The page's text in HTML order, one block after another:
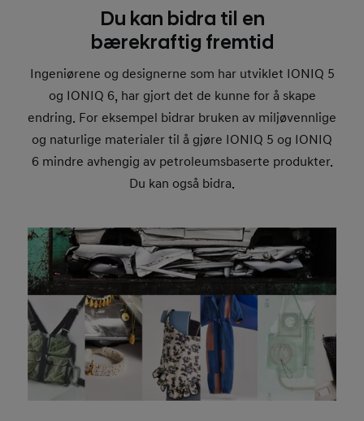
Du kan bidra til en
bærekraftig fremtid
Ingeniørene og designerne som har utviklet IONIQ 5
og IONIQ 6, har gjort det de kunne for å skape
endring. For eksempel bidrar bruken av miljøvennlige
og naturlige materialer til å gjøre IONIQ 5 og IONIQ
6 mindre avhengig av petroleumsbaserte produkter.
Du kan også bidra.